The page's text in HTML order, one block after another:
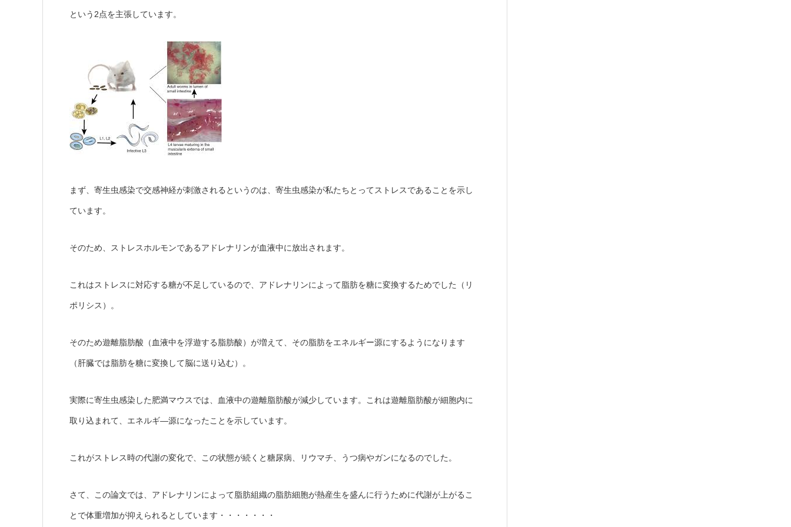
という 2点を主張しています。
まず、寄生虫感染で交感神経が刺激されるというのは、寄生虫感染が私たちとってストレスであることを示し
ています。
そのため、ストレスホルモンであるアドレナリンが血液中に放出されます。
これはストレスに対応する糖が不足しているので、アドレナリンによって脂肪を糖に変換するためでした（リ
ポリシス）。
そのため遊離脂肪酸（血液中を浮遊する脂肪酸）が増えて、その脂肪をエネルギー源にするようになります
（肝臓では脂肪を糖に変換して脳に送り込む）。
実際に寄生虫感染した肥満マウスでは、血液中の遊離脂肪酸が減少しています。これは遊離脂肪酸が細胞内に
取り込まれて、エネルギ―源になったことを示しています。
これがストレス時の代謝の変化で、この状態が続くと糖尿病、リウマチ、うつ病やガンになるのでした。
さて、この論文では、アドレナリンによって脂肪組織の脂肪細胞が熱産生を盛んに行うために代謝が上がるこ
とで体重増加が抑えられるとしています・・・・・・・